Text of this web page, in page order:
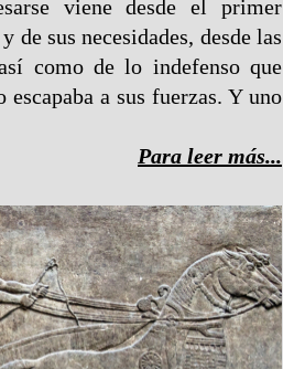
viene desde el primer
sus necesidades, desde las
como de lo indefenso que
a sus fuerzas. Y uno
Para leer más...